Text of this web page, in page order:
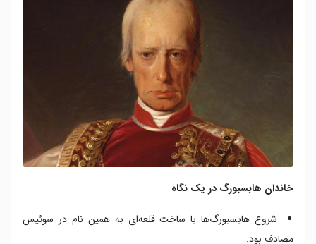
خاندان هابسبورگ در یک نگاه
شروع هابسبورگ‌ها با ساخت قلعه‌ای به همین نام در سوئیس
مصادف بود.